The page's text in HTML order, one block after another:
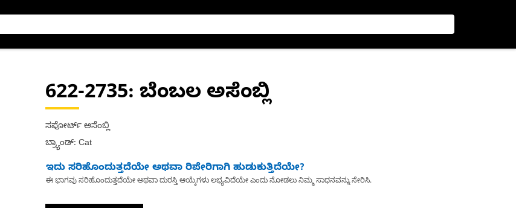
622-2735: ಬೆಂಬಲ ಅಸೆಂಬ್ಲಿ
ಸಪೋರ್ಟ್ ಅಸೆಂಬ್ಲಿ
ಬ್ರ್ಯಾಂಡ್: Cat
ಇದು ಸರಿಹೊಂದುತ್ತದೆಯೇ ಅಥವಾ ರಿಪೇರಿಗಾಗಿ ಹುಡುಕುತ್ತಿದೆಯೇ?
ಈ ಭಾಗವು ಸರಿಹೊಂದುತ್ತದೆಯೇ ಅಥವಾ ದುರಸ್ತಿ ಆಯ್ಕೆಗಳು ಲಭ್ಯವಿದೆಯೇ ಎಂದು ನೋಡಲು ನಿಮ್ಮ ಸಾಧನವನ್ನು ಸೇರಿಸಿ.